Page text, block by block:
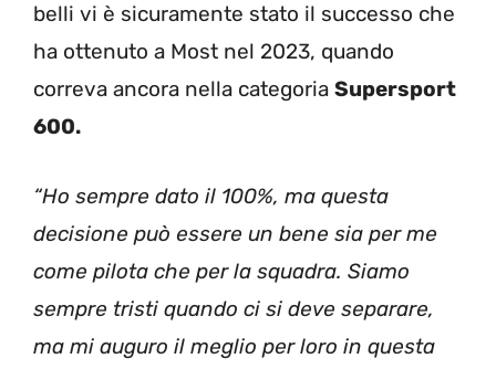
belli vi è sicuramente stato il successo che
ha ottenuto a Most nel 2023, quando
correva ancora nella categoria Supersport
600.
“Ho sempre dato il 100%, ma questa
decisione può essere un bene sia per me
come pilota che per la squadra. Siamo
sempre tristi quando ci si deve separare,
ma mi auguro il meglio per loro in questa